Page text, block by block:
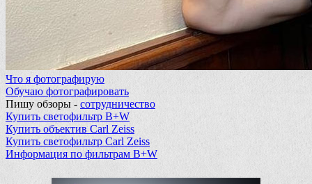
Что я фотографирую
Обучаю фотографировать
Пишу обзоры - сотрудничество
Купить светофильтр B+W
Купить объектив Carl Zeiss
Купить светофильтр Carl Zeiss
Информация по фильтрам B+W